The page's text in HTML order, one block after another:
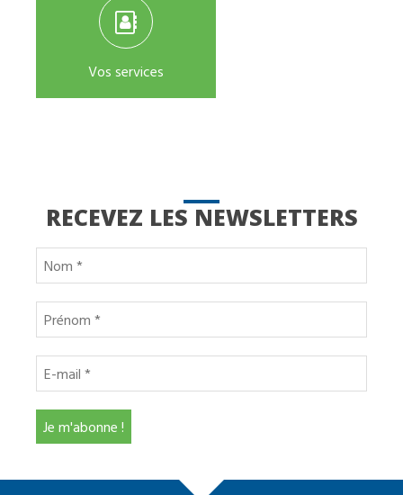
Vos services
RECEVEZ LES NEWSLETTERS